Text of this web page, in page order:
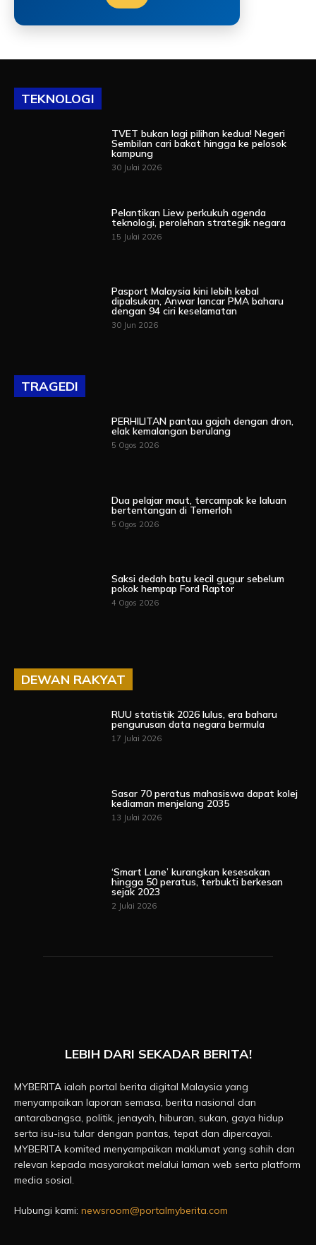
TEKNOLOGI
TVET bukan lagi pilihan kedua! Negeri
Sembilan cari bakat hingga ke pelosok
kampung
30 Julai 2026
Pelantikan Liew perkukuh agenda
teknologi, perolehan strategik negara
15 Julai 2026
Pasport Malaysia kini lebih kebal
dipalsukan, Anwar lancar PMA baharu
dengan 94 ciri keselamatan
30 Jun 2026
TRAGEDI
PERHILITAN pantau gajah dengan dron,
elak kemalangan berulang
5 Ogos 2026
Dua pelajar maut, tercampak ke laluan
bertentangan di Temerloh
5 Ogos 2026
Saksi dedah batu kecil gugur sebelum
pokok hempap Ford Raptor
4 Ogos 2026
DEWAN RAKYAT
RUU statistik 2026 lulus, era baharu
pengurusan data negara bermula
17 Julai 2026
Sasar 70 peratus mahasiswa dapat kolej
kediaman menjelang 2035
13 Julai 2026
‘Smart Lane’ kurangkan kesesakan
hingga 50 peratus, terbukti berkesan
sejak 2023
2 Julai 2026
LEBIH DARI SEKADAR BERITA!
MYBERITA ialah portal berita digital Malaysia yang
menyampaikan laporan semasa, berita nasional dan
antarabangsa, politik, jenayah, hiburan, sukan, gaya hidup
serta isu-isu tular dengan pantas, tepat dan dipercayai.
MYBERITA komited menyampaikan maklumat yang sahih dan
relevan kepada masyarakat melalui laman web serta platform
media sosial.
Hubungi kami: newsroom@portalmyberita.com